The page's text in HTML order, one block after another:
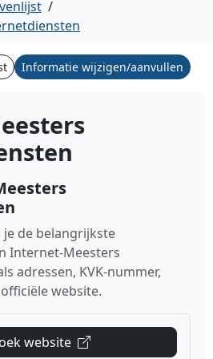
/
Informatie wijzigen/aanvullen
je de belangrijkste
Internet-Meesters
adressen, KVK-nummer,
website.
website